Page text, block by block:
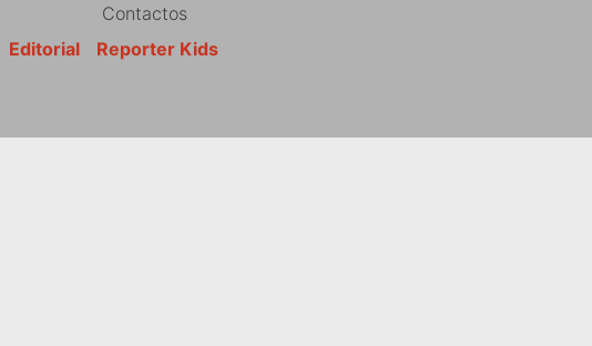
Contactos
Reporter Kids
Editorial